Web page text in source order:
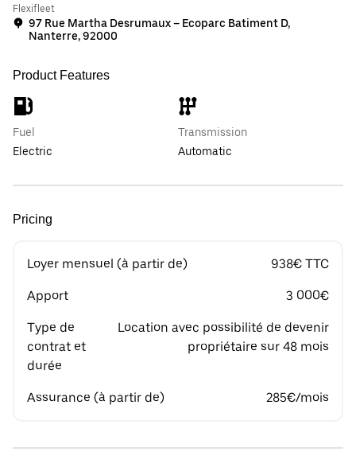
Flexifleet
97 Rue Martha Desrumaux – Ecoparc Batiment D,
Nanterre, 92000
Product Features
Fuel
Electric
Transmission
Automatic
Pricing
Loyer mensuel (à partir de) 938€ TTC
Apport 3 000€
Type de
contrat et
durée
Location avec possibilité de devenir
propriétaire sur 48 mois
Assurance (à partir de) 285€/mois